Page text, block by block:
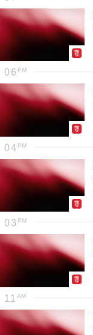
06
04
03
11